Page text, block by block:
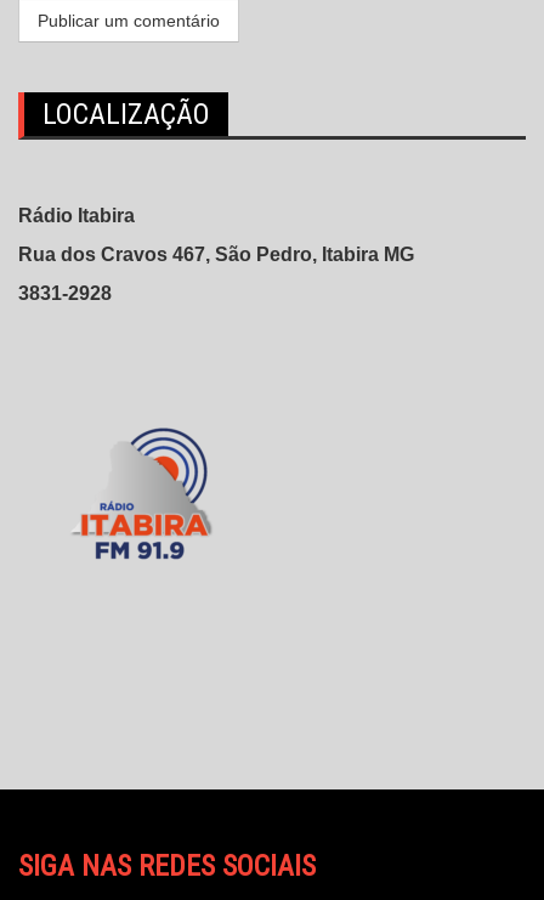
LOCALIZAÇÃO
Rádio Itabira
Rua dos Cravos 467, São Pedro, Itabira MG
3831-2928
SIGA NAS REDES SOCIAIS